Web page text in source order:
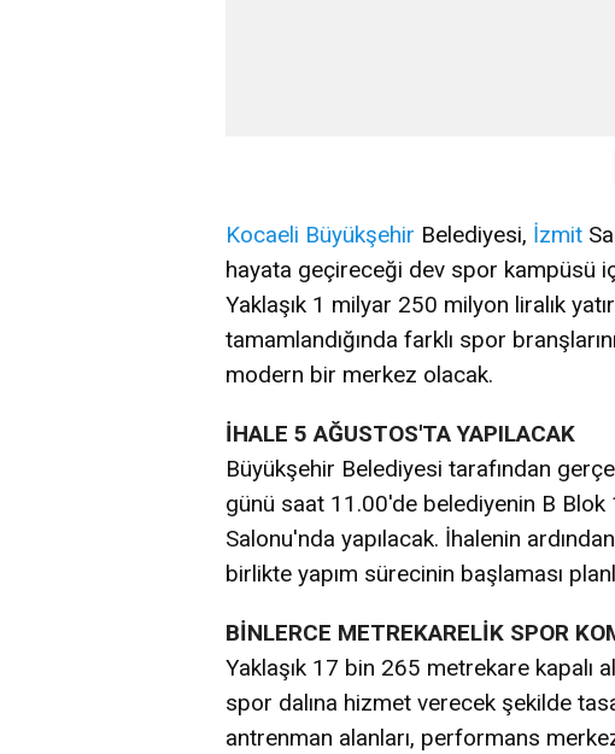
Kocaeli Büyükşehir Belediyesi, İzmit
hayata geçireceği dev spor kampüsü
Yaklaşık 1 milyar 250 milyon liralık
tamamlandığında farklı spor
modern bir merkez olacak.
İHALE 5 AĞUSTOS'TA YAPILACAK
Büyükşehir Belediyesi tarafından
günü saat 11.00'de belediyenin B Blok
Salonu'nda yapılacak. İhalenin
birlikte yapım sürecinin başlaması
BİNLERCE METREKARELİK SPOR
Yaklaşık 17 bin 265 metrekare kapalı
spor dalına hizmet verecek şekilde
antrenman alanları, performans